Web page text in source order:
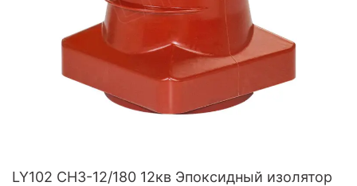
LY102 CH3-12/180 12кв Эпоксидный изолятор